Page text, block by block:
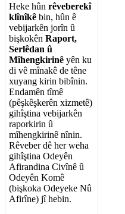
Heke hûn rêveberekî
klînîkê bin, hûn ê
vebijarkên jorîn û
bişkokên Raport,
Serlêdan û
Mîhengkirinê yên ku
di vê mînakê de têne
xuyang kirin bibînin.
Endamên tîmê
(pêşkêşkerên xizmetê)
gihîştina vebijarkên
raporkirin û
mîhengkirinê nînin.
Rêveber dê her weha
gihîştina Odeyên
Afirandina Civînê û
Odeyên Komê
(bişkoka Odeyeke Nû
Afirîne) jî hebin.